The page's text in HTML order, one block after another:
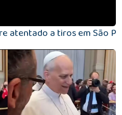
atentado a tiros em São